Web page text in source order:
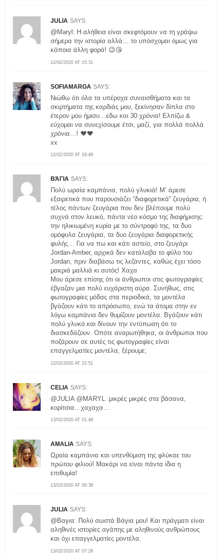
JULIA SAYS:
12/02/2020 AT 15:31
@Maryl: Η αλήθεια είναι σκεφτόμουν να τη γράψω
σήμερα την ιστορία αλλά… το υπόσχομαι όμως για
κάποια άλλη φορά! 😉😘
SOFIAMARGA SAYS:
12/02/2020 AT 18:48
Νιώθω ότι όλα τα υπέροχα συναισθήματα και τα
σκιρτήματα της καρδιάς μου, ξεκίνησαν δίπλα στο
έτερον μου ήμισυ…εδω και 30 χρόνια! Ελπίζω &
εύχομαι να συνεχίσουμε έτσι, μαζί, για πολλά πολλά
χρόνια…! ❤❤
xx
ΒΆΓΙΑ SAYS:
12/02/2020 AT 22:51
Πολύ ωραία καμπάνια, πολύ γλυκιά! Μ’ άρεσε
εξαιρετικά που παρουσιάζει “διαφορετικά” ζευγάρια, ή
τέλος πάντων ζευγάρια που δεν βλέπουμε πολύ
συχνά στον λευκό, πάντα νέο κόσμο της διαφήμισης:
την ηλικιωμένη κυρία με το σύντροφό της, τα δυο
ομόφυλα ζευγάρια, τα δυο ζευγάρια διαφορετικής
φυλής… Για να πω και κάτι αστείο, στο ζευγάρι
Jordan-Amber, αρχικά δεν κατάλαβα το φύλο του
Jordan, πριν διαβάσω τις λεζάντες, καθώς έχει τόσο
μακριά μαλλιά κι αυτός! Χαχα
Μου άρεσε επίσης ότι οι άνθρωποι στις φωτογραφίες
έβγαζαν μια πολύ ευχάριστη αύρα. Συνήθως, στις
φωτογραφίες μόδας στα περιοδικά, τα μοντέλα
βγάζουν κάτι το απρόσωπο, ενώ τα άτομα στην εν
λόγω καμπάνια δεν θυμίζουν μοντέλα. Βγάζουν κάτι
πολύ γλυκό και δίνουν την εντύπωση ότι το
διασκεδάζουν. Οπότε αναρωτήθηκα, οι άνθρωποι που
ποζάρουν σε αυτές τις φωτογραφίες είναι
επαγγελματίες μοντέλα, ξέρουμε;
CELIA SAYS:
13/02/2020 AT 01:48
@JULIA @MARYL .μικρές μικρές στα βάσανα,
κορίτσια…χαχαχα…
AMALIA SAYS:
13/02/2020 AT 06:38
Ωραία καμπάνια και υπενθύμιση της φλύκαε του
πρώτου φιλιού! Μακάρι να είναι πάντα ίδια η
επιθυμία!
JULIA SAYS:
13/02/2020 AT 07:28
@Βαγια: Πολύ σωστά Βάγια μου! Και πράγματι είναι
αληθινές ιστορίες αγάπης με αληθινούς ανθρώπους
και όχι επαγγελματίες μοντέλα.